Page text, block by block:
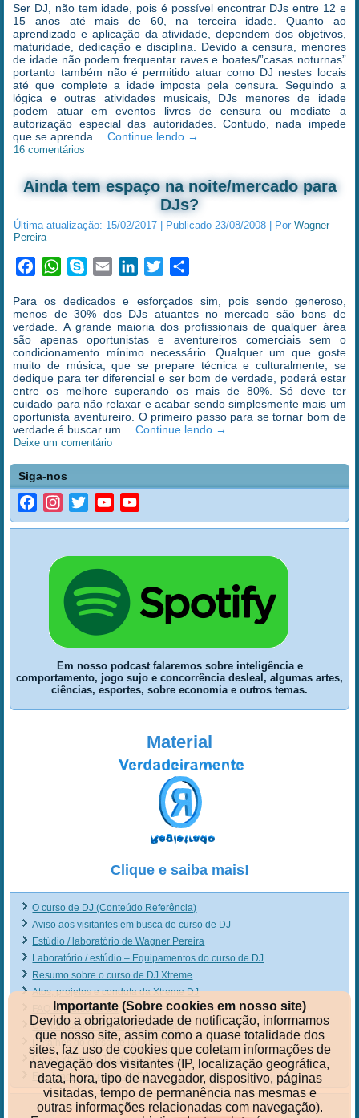
Ser DJ, não tem idade, pois é possível encontrar DJs entre 12 e
15 anos até mais de 60, na terceira idade. Quanto ao
aprendizado e aplicação da atividade, dependem dos objetivos,
maturidade, dedicação e disciplina. Devido a censura, menores
de idade não podem frequentar raves e boates/”casas noturnas”
portanto também não é permitido atuar como DJ nestes locais
até que complete a idade imposta pela censura. Seguindo a
lógica e outras atividades musicais, DJs menores de idade
podem atuar em eventos livres de censura ou mediate a
autorização especial das autoridades. Contudo, nada impede
que se aprenda…Continue lendo →
16 comentários
Ainda tem espaço na noite/mercado para
DJs?
Última atualização: 15/02/2017 Publicado 23/08/2008 Por Wagner
Pereira
FacebookWhatsApp
Skype Email LinkedInTwitter
Para os dedicados e esforçados sim, pois sendo generoso,
menos de 30% dos DJs atuantes no mercado são bons de
verdade. A grande maioria dos profissionais de qualquer área
são apenas oportunistas e aventureiros comerciais sem o
condicionamento mínimo necessário. Qualquer um que goste
muito de música, que se prepare técnica e culturalmente, se
dedique para ter diferencial e ser bom de verdade, poderá estar
entre os melhore superando os mais de 80%. Só deve ter
cuidado para não relaxar e acabar sendo simplesmente mais um
oportunista aventureiro. O primeiro passo para se tornar bom de
verdade é buscar um…Continue lendo →
Deixe um comentário
Siga-nos
FacebookInstagramTwitterYouTube
Channel
Em nosso podcast falaremos sobre inteligência e
comportamento, jogo sujo e concorrência desleal, algumas artes,
ciências, esportes, sobre economia e outros temas.
Material
Clique e saiba mais!
O curso de DJ (Conteúdo Referência)
Aviso aos visitantes em busca de curso de DJ
Estúdio / laboratório de Wagner Pereira
Laboratório / estúdio – Equipamentos do curso de DJ
Resumo sobre o curso de DJ Xtreme
Atos, projetos e conduta da Xtreme DJ
FAQ do curso de DJ
Comunicado aos ex-concorrentes
Detalhes do curso de DJ Xtreme
Curso Xtreme DJ (Site Referência)
Ex-alunos do cursos de DJ
Importante (Sobre cookies em nosso site)
Devido a obrigatoriedade de notificação, informamos
que nosso site, assim como a quase totalidade dos
sites, faz uso de cookies que coletam informações de
navegação dos visitantes (IP, localização geográfica,
data, hora, tipo de navegador, dispositivo, páginas
visitadas, tempo de permanência nas mesmas e
outras informações relacionadas com navegação).